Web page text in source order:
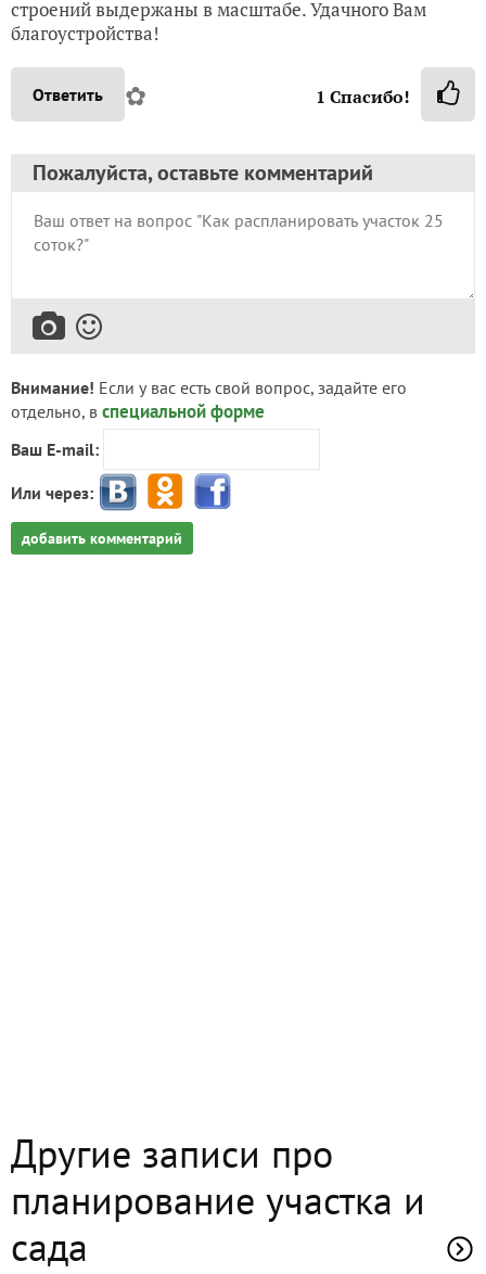
строений выдержаны в масштабе. Удачного Вам
благоустройства!
Ответить ✿ 1 Спасибо!
Пожалуйста, оставьте комментарий
Внимание! Если у вас есть свой вопрос, задайте его
отдельно, в специальной форме
Ваш E-mail:
Или через:
добавить комментарий
Другие записи про
планирование участка и
сада